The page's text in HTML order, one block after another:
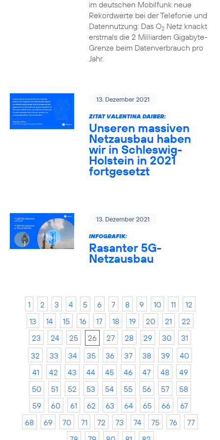
im deutschen Mobilfunk neue
Rekordwerte bei der Telefonie und
Datennutzung: Das O2Netz knackt
erstmals die 2 Milliarden Gigabyte-
Grenze beim Datenverbrauch pro
Jahr.
13. Dezember 2021
ZITAT VALENTINA DAIBER:
Unseren massiven
Netzausbau haben
wir in Schleswig-
Holstein in 2021
fortgesetzt
13. Dezember 2021
INFOGRAFIK:
Rasanter 5G-
Netzausbau
1 2 3 4 5 6 7 8 9 10 11
12
13
14 15 16 17 18 19 20 21
22
23
24 25 26 27 28 29 30
31
32
33 34 35 36 37 38 39
40
41
42 43 44 45 46 47 48
49
50
51 52 53 54 55 56 57
58
59
60 61 62 63 64 65 66
67
68
69 70 71 72 73 74 75 76
77